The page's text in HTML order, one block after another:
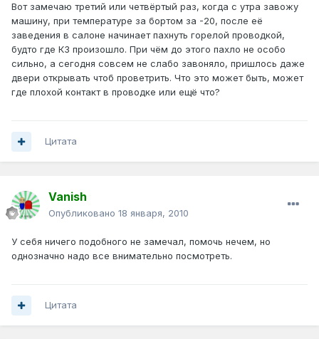
Вот замечаю третий или четвёртый раз, когда с утра завожу
машину, при температуре за бортом за -20, после её
заведения в салоне начинает пахнуть горелой проводкой,
будто где КЗ произошло. При чём до этого пахло не особо
сильно, а сегодня совсем не слабо завоняло, пришлось даже
двери открывать чтоб проветрить. Что это может быть, может
где плохой контакт в проводке или ещё что?
Цитата
Vanish
Опубликовано 18 января, 2010
У себя ничего подобного не замечал, помочь нечем, но
однозначно надо все внимательно посмотреть.
Цитата